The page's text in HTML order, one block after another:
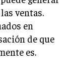
ventas.
en
de que
es.